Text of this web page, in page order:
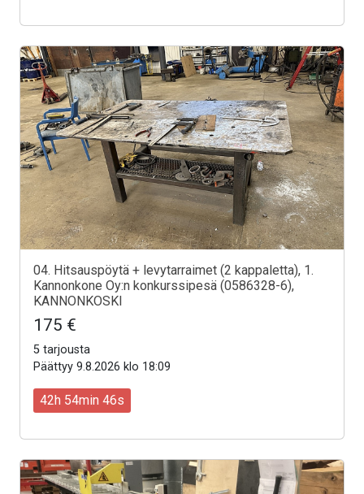
04. Hitsauspöytä + levytarraimet (2 kappaletta), 1.
Kannonkone Oy:n konkurssipesä (0586328-6),
KANNONKOSKI
175 €
5 tarjousta
Päättyy 9.8.2026 klo 18:09
42h 54min 44s